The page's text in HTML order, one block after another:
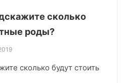
сколько
роды?
сколько будут стоить